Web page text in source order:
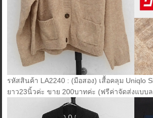
รหัสสินค้า LA2240 : (มือสอง) เสื้อคลุม Uniqlo
ยาว23นิ้วค่ะ ขาย 200บาทค่ะ (ฟรีค่าจัดส่งแบบ